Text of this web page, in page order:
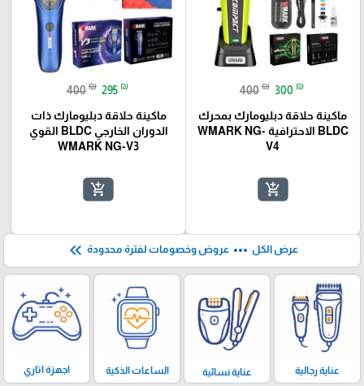
400 ₪ 300 ₪
ماكينة حلاقة دبليومارك بمحرك
BLDC الاحترافية WMARK NG-
V4
add_shopping_cart
400 ₪ 295 ₪
ماكينة حلاقة دبليومارك ذات
الدوران الخارجي BLDC القوي
WMARK NG-V3
add_shopping_cart
عرض الكل more_horiz عروض وخصومات لفترة محدودة keyboard_double_arrow_left
عناية رجالية عناية نسائية الساعات الذكية اجهزة اتاري